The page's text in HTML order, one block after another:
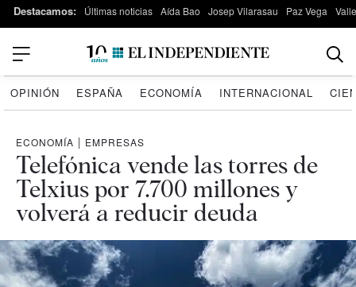
Destacamos: Últimas noticias Aída Bao Josep Vilarasau Paz Vega
OPINIÓN ESPAÑA ECONOMÍA INTERNACIONAL
ECONOMÍA | EMPRESAS
Telefónica vende las torres de
Telxius por 7.700 millones y
volverá a reducir deuda